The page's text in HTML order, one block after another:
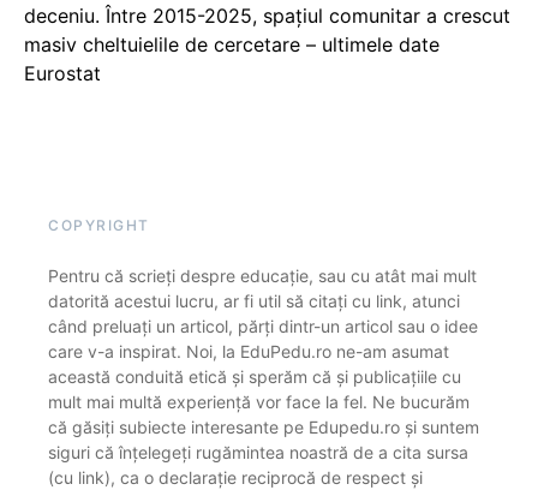
deceniu. Între 2015-2025, spațiul comunitar a crescut
masiv cheltuielile de cercetare – ultimele date
Eurostat
COPYRIGHT
Pentru că scrieți despre educație, sau cu atât mai mult
datorită acestui lucru, ar fi util să citați cu link, atunci
când preluați un articol, părți dintr-un articol sau o idee
care v-a inspirat. Noi, la EduPedu.ro ne-am asumat
această conduită etică și sperăm că și publicațiile cu
mult mai multă experiență vor face la fel. Ne bucurăm
că găsiți subiecte interesante pe Edupedu.ro și suntem
siguri că înțelegeți rugămintea noastră de a cita sursa
(cu link), ca o declarație reciprocă de respect și